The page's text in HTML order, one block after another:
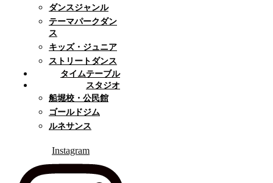
ダンスジャンル
テーマパークダン
ス
キッズ・ジュニア
ストリートダンス
タイムテーブル
スタジオ
船堀校・公民館
ゴールドジム
ルネサンス
Instagram